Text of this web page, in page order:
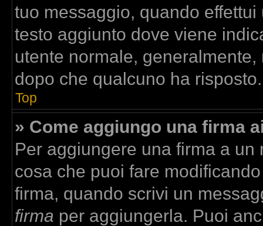
tuo messaggio, quando
testo aggiunto dove viene
utente normale,
dopo che qualcuno ha risposto.
Top
» Come aggiungo una firma
Per aggiungere una firma a
cosa che puoi fare
firma, quando scrivi un
firma per aggiungerla. Puoi